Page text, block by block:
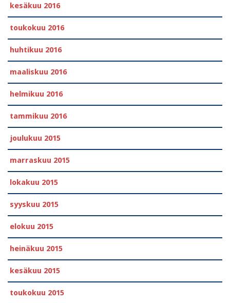
kesäkuu 2016
toukokuu 2016
huhtikuu 2016
maaliskuu 2016
helmikuu 2016
tammikuu 2016
joulukuu 2015
marraskuu 2015
lokakuu 2015
syyskuu 2015
elokuu 2015
heinäkuu 2015
kesäkuu 2015
toukokuu 2015